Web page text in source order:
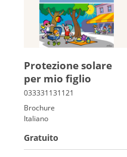
Protezione solare
per mio figlio
Brochure
Italiano
Gratuito